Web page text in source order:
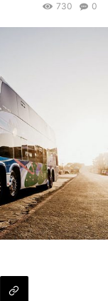
0
730